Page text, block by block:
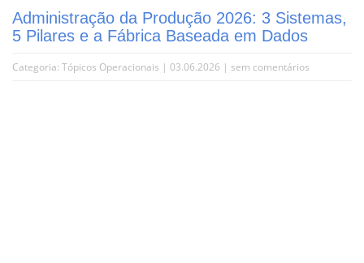
Administração da Produção 2026: 3 Sistemas,
5 Pilares e a Fábrica Baseada em Dados
Categoria: Tópicos Operacionais | 03.06.2026 | sem comentários